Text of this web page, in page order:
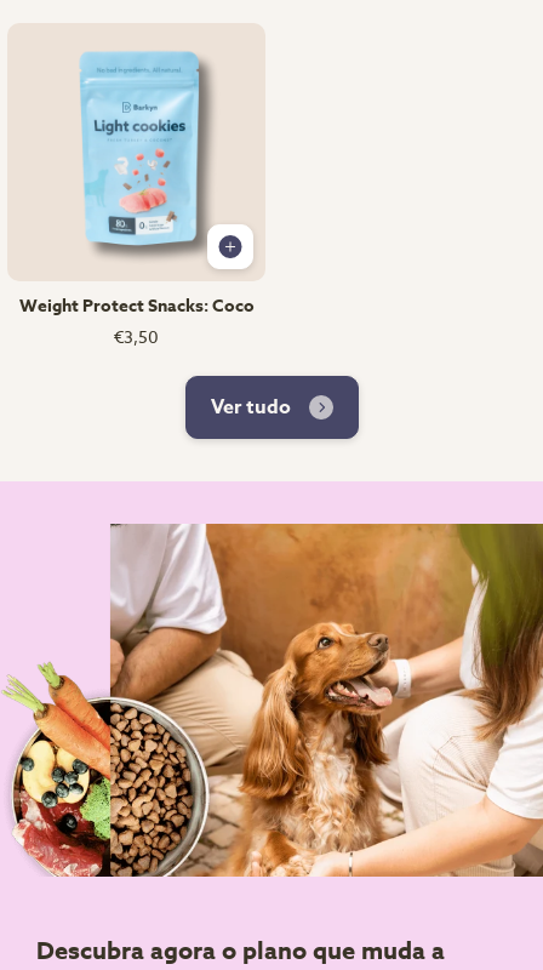
Weight Protect Snacks: Coco
€3,50
Ver tudo
Descubra agora o plano que muda a